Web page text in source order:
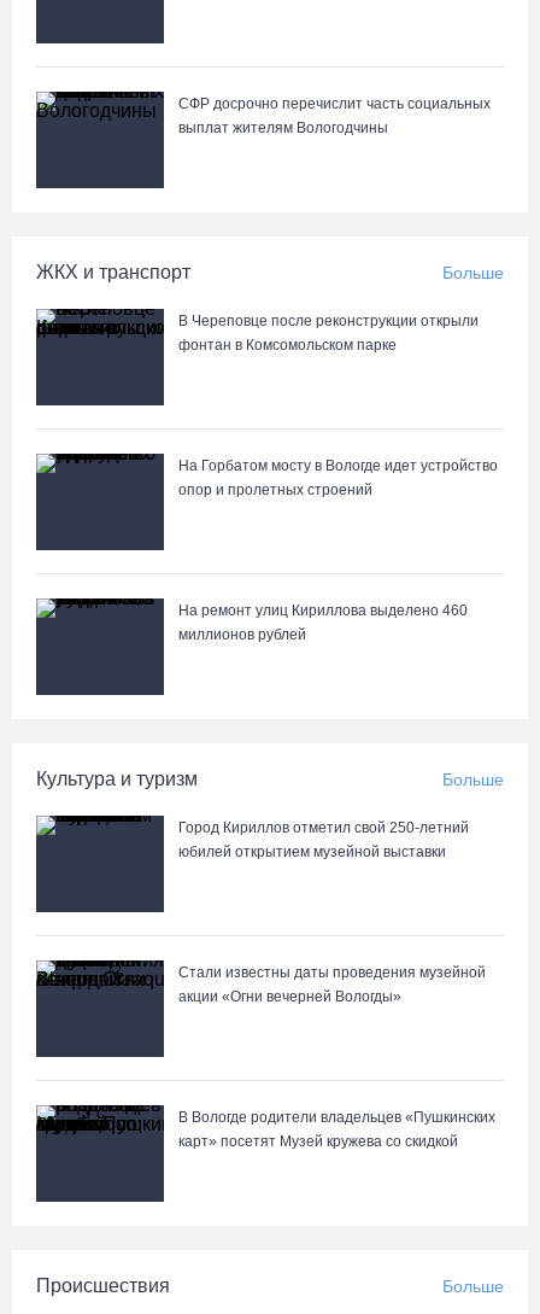
Нейросеть Kandinsky обучит роботов законам физики
Полицейские задержали двух вологжанок с килограммом
наркотиков
05.08.26 / 11:36
Вологодская область вошла в число лидеров по росту
рождаемости
05.08.26 / 11:33
Вологжане через чат-бот подали 26 тысяч идей для развития
региона
05.08.26 / 10:31
СФР досрочно перечислит часть социальных
выплат жителям Вологодчины
ЖКХ и транспорт Больше
В Череповце после реконструкции открыли
фонтан в Комсомольском парке
На Горбатом мосту в Вологде идет устройство
опор и пролетных строений
На ремонт улиц Кириллова выделено 460
миллионов рублей
Культура и туризм Больше
Город Кириллов отметил свой 250-летний
юбилей открытием музейной выставки
Стали известны даты проведения музейной
акции «Огни вечерней Вологды»
В Вологде родители владельцев «Пушкинских
карт» посетят Музей кружева со скидкой
Происшествия Больше